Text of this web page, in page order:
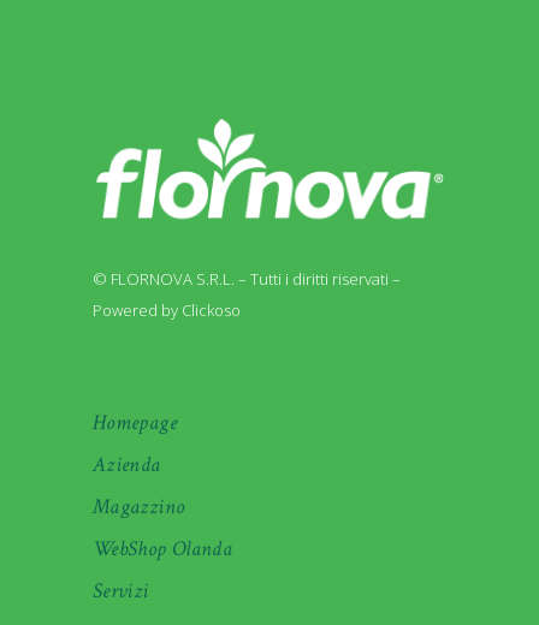
© FLORNOVA S.R.L. – Tutti i diritti riservati –
Powered by Clickoso
Homepage
Azienda
Magazzino
WebShop Olanda
Servizi